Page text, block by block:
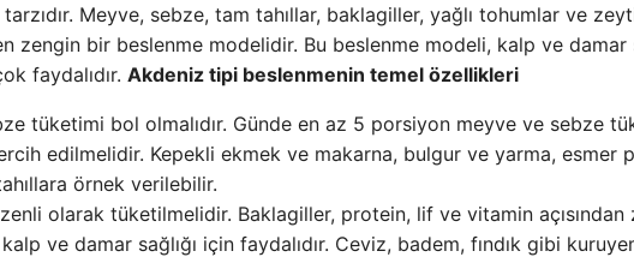
Meyve, sebze, tam tahıllar, baklagiller, yağlı tohumlar ve
zengin bir beslenme modelidir. Bu beslenme modeli, kalp ve damar
faydalıdır. Akdeniz tipi beslenmenin temel özellikleri
tüketimi bol olmalıdır. Günde en az 5 porsiyon meyve ve sebze
edilmelidir. Kepekli ekmek ve makarna, bulgur ve yarma, esmer
örnek verilebilir.
olarak tüketilmelidir. Baklagiller, protein, lif ve vitamin açısından
ve damar sağlığı için faydalıdır. Ceviz, badem, fındık gibi